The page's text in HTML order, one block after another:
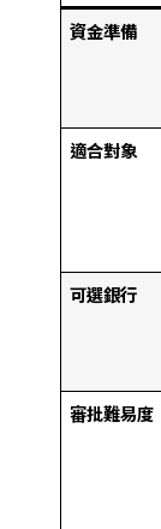
資金準備
適合對象
可選銀行
審批難易度